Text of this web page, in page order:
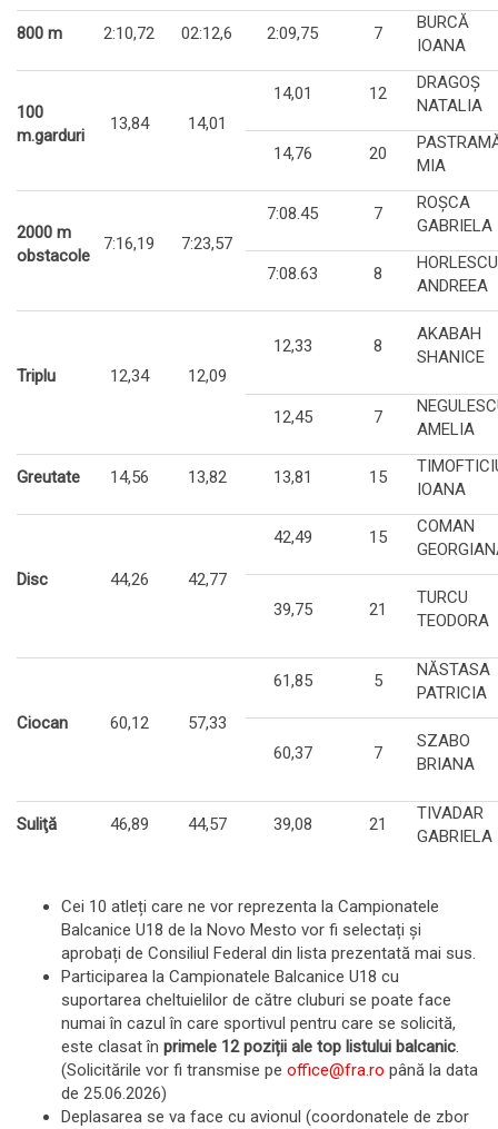
800 m 2:10,72 02:12,6 2:09,75 7
BURCĂ
IOANA
100
m.garduri
13,84 14,01
14,01 12
DRAGOŞ
NATALIA
14,76 20
MIA
2000 m
obstacole
7:16,19 7:23,57
7:08.45 7
ROŞCA
GABRIELA
7:08.63 8
HORLESCU
ANDREEA
Triplu 12,34 12,09
12,33 8
AKABAH
SHANICE
12,45 7
AMELIA
Greutate 14,56 13,82 13,81 15
IOANA
Disc 44,26 42,77
42,49 15
COMAN
39,75 21
TURCU
TEODORA
Ciocan 60,12 57,33
61,85 5
NĂSTASA
PATRICIA
60,37 7
SZABO
BRIANA
Suliţă 46,89 44,57 39,08 21
TIVADAR
GABRIELA
Cei 10 atleți care ne vor reprezenta la Campionatele
Balcanice U18 de la Novo Mesto vor fi selectați și
aprobați de Consiliul Federal din lista prezentată mai sus.
Participarea la Campionatele Balcanice U18 cu
suportarea cheltuielilor de către cluburi se poate face
numai în cazul în care sportivul pentru care se solicită,
este clasat în primele 12 poziții ale top listului balcanic.
(Solicitările vor fi transmise pe office@fra.ro până la data
de 25.06.2026)
Deplasarea se va face cu avionul (coordonatele de zbor